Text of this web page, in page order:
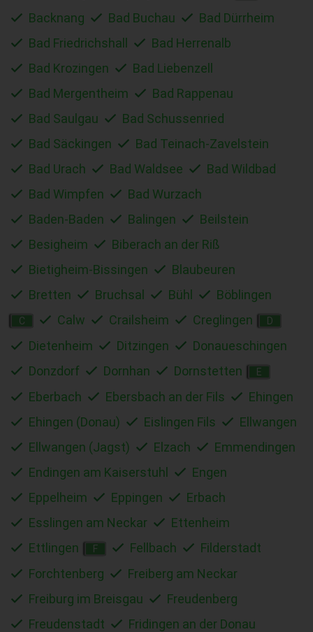
Backnang Bad Buchau
Bad Dürrheim
Bad Friedrichshall
Bad Herrenalb
Bad Krozingen
Bad Liebenzell
Bad Mergentheim
Bad Rappenau
Bad Saulgau
Bad Schussenried
Bad Säckingen
Bad Teinach-Zavelstein
Bad Urach
Bad Waldsee
Bad Wildbad
Bad Wimpfen
Bad Wurzach
Baden-Baden
Balingen
Beilstein
Besigheim
Biberach an der Riß
Bietigheim-Bissingen
Blaubeuren
Bretten
Bruchsal Bühl Böblingen
C Calw Crailsheim Creglingen D
Dietenheim Ditzingen
Donaueschingen
Donzdorf
Dornhan Dornstetten E
Eberbach Ebersbach an der Fils
Ehingen
Ehingen (Donau)
Eislingen Fils
Ellwangen
Ellwangen (Jagst)
Elzach
Emmendingen
Endingen am Kaiserstuhl
Engen
Eppelheim
Eppingen
Erbach
Esslingen am Neckar
Ettenheim
Ettlingen
F Fellbach
Filderstadt
Forchtenberg
Freiberg am Neckar
Freiburg im Breisgau
Freudenberg
Freudenstadt
Fridingen an der Donau